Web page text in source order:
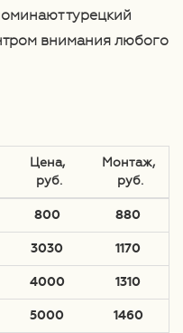
турецкий
внимания любого
Цена,
руб.
Монтаж,
руб.
800 880
3030 1170
4000 1310
5000 1460